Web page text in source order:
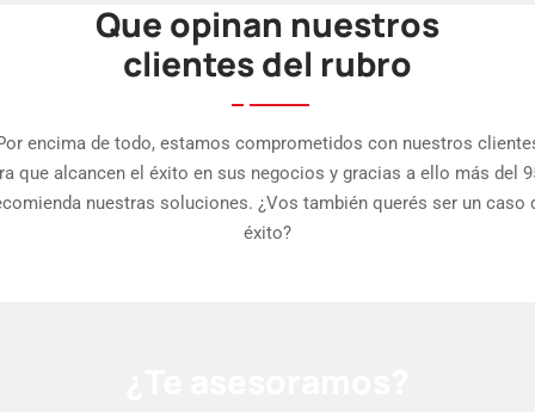
Que opinan nuestros
clientes del rubro
encima de todo, estamos comprometidos con nuestros
que alcancen el éxito en sus negocios y gracias a ello más del
nuestras soluciones. ¿Vos también querés ser un caso
éxito?